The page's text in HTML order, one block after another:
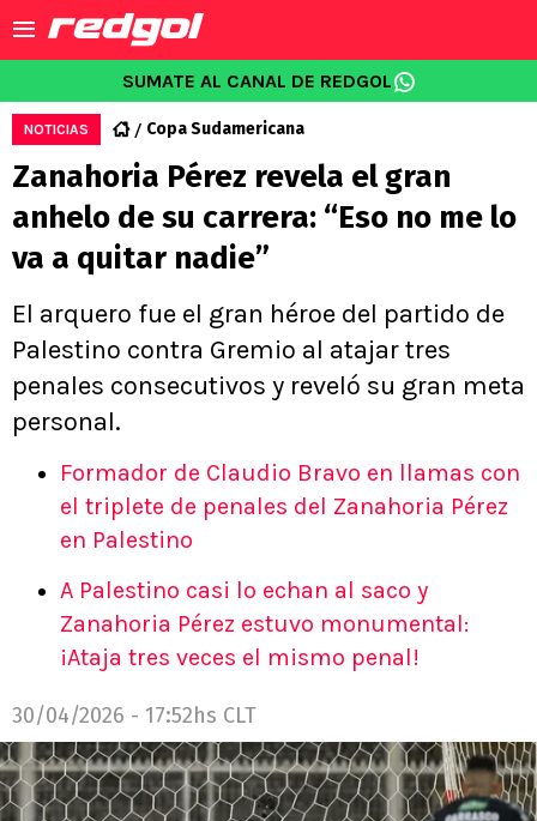
SUMATE AL CANAL DE REDGOL
NOTICIAS Copa Sudamericana
Zanahoria Pérez revela el gran
anhelo de su carrera: “Eso no me lo
va a quitar nadie”
El arquero fue el gran héroe del partido de
Palestino contra Gremio al atajar tres
penales consecutivos y reveló su gran meta
personal.
Formador de Claudio Bravo en llamas con
el triplete de penales del Zanahoria Pérez
en Palestino
A Palestino casi lo echan al saco y
Zanahoria Pérez estuvo monumental:
¡Ataja tres veces el mismo penal!
30/04/2026 - 17:52hs CLT